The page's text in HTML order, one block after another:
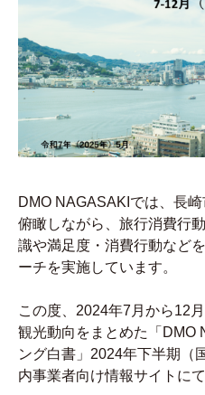
DMO NAGASAKIでは、長
俯瞰しながら、旅行消費行
識や満足度・消費行動など
ーチを実施しています。
この度、2024年7月から12
観光動向をまとめた「DMO
ング白書」2024年下半期（
内事業者向け情報サイトに